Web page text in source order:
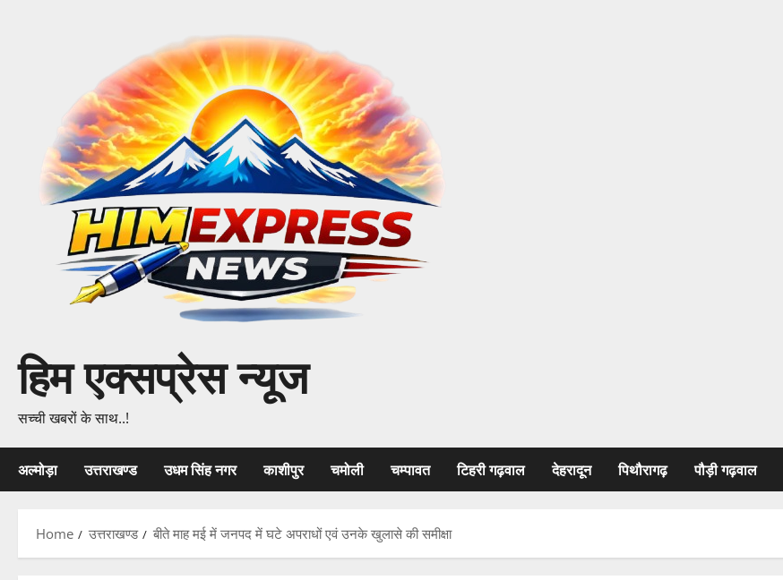
हिम एक्सप्रेस न्यूज
सच्ची खबरों के साथ..!
अल्मोड़ा उत्तराखण्ड उधम सिंह नगर काशीपुर चमोली चम्पावत टिहरी गढ़वाल देहरादून पिथौरागढ़ पौड़ी गढ़वाल
Home उत्तराखण्ड बीते माह मई में जनपद में घटे अपराधों एवं उनके खुलासे की समीक्षा